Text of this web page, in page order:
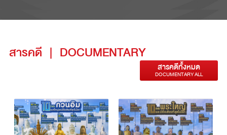
สารคดี | DOCUMENTARY
สารคดีทั้งหมด
DOCUMENTARY ALL